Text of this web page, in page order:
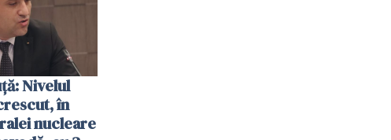
Nivelul
în
nucleare